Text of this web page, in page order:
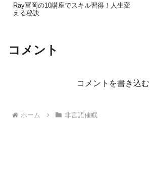
Ray冨岡の10講座でスキル習得！人生変
える秘訣
コメント
コメントを書き込む
ホーム 非言語催眠